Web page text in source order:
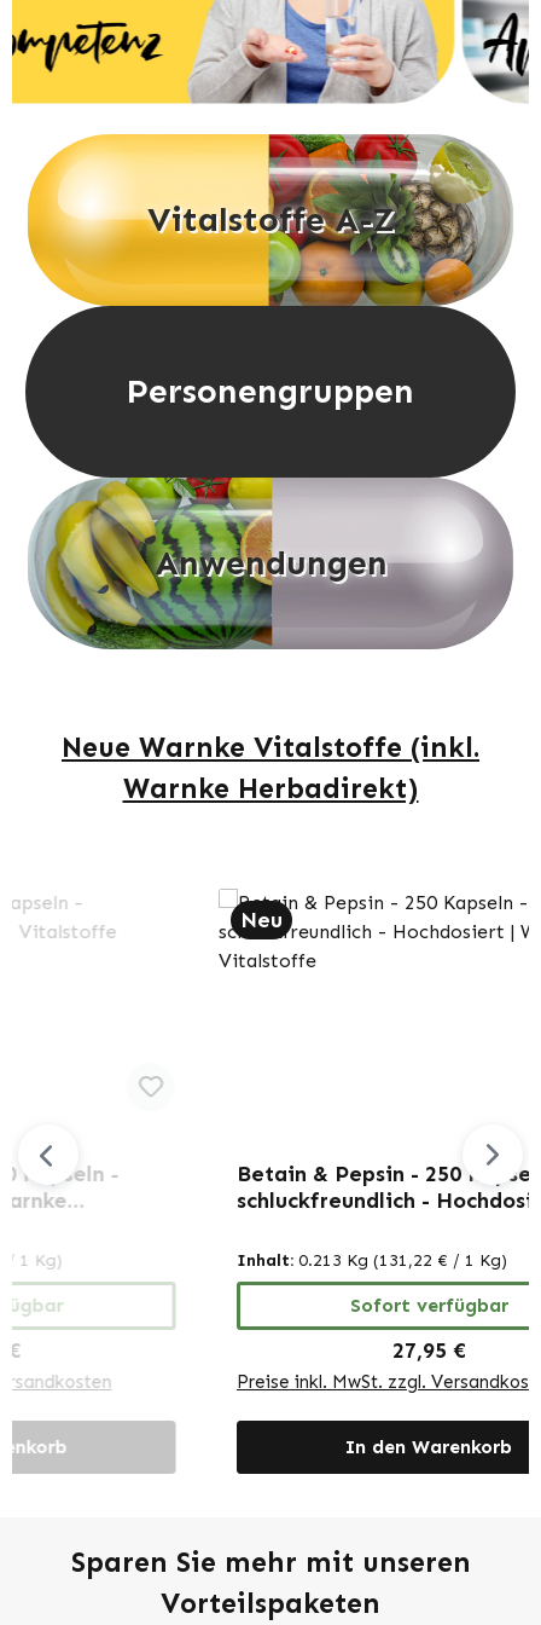
Vitalstoffe A-Z
Personengruppen
Anwendungen
Neue Warnke Vitalstoffe (inkl.
Warnke Herbadirekt)
Produktgalerie überspringen
Neu
Betain & Pepsin - 250 Kapseln -
schluckfreundlich - Hochdosiert |
(131,22 € / 1 Kg)
Preise inkl. MwSt. zzgl. Versandkosten
In den Warenkorb
Sparen Sie mehr mit unseren
Vorteilspaketen